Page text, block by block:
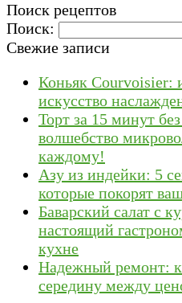
Поиск рецептов
Поиск:
Свежие записи
Коньяк Courvoisier:
искусство
Торт за 15 минут
волшебство
каждому!
Азу из индейки: 5
которые покорят
Баварский салат с
настоящий
кухне
Надежный ремонт:
середину между